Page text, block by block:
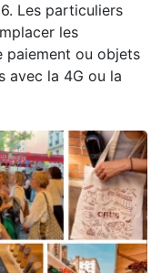
Les particuliers
les
paiement ou objets
avec la 4G ou la